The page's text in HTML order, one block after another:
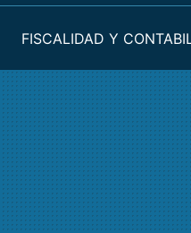
FISCALIDAD Y